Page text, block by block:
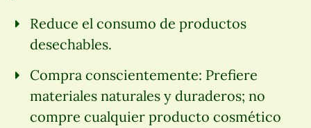
Reduce el consumo de productos
desechables.
Compra conscientemente: Prefiere
materiales naturales y duraderos; no
compre cualquier producto cosmético